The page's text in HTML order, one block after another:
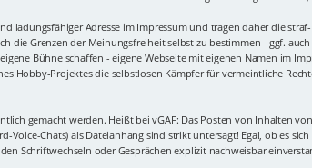
ladungsfähiger Adresse im Impressum und tragen daher die
die Grenzen der Meinungsfreiheit selbst zu bestimmen - ggf.
Bühne schaffen - eigene Webseite mit eigenen Namen im
Hobby-Projektes die selbstlosen Kämpfer für vermeintliche
gemacht werden. Heißt bei vGAF: Das Posten von Inhalten
Voice-Chats) als Dateianhang sind strikt untersagt! Egal, ob es
Schriftwechseln oder Gesprächen explizit nachweisbar